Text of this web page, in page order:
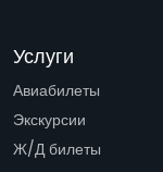
Услуги
Авиабилеты
Экскурсии
Ж/Д билеты